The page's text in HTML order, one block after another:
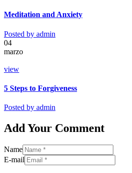
Meditation and Anxiety
Posted by admin
04
marzo
view
5 Steps to Forgiveness
Posted by admin
Add Your Comment
Name
E-mail